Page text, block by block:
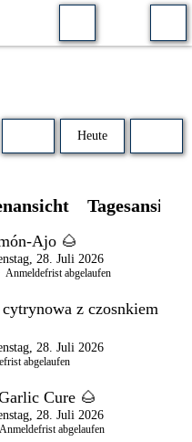
Heute
Tagesansicht
Ajo 🌰
28. Juli 2026
Anmeldefrist abgelaufen
z czosnkiem
28. Juli 2026
abgelaufen
Cure 🌰
28. Juli 2026
Anmeldefrist abgelaufen